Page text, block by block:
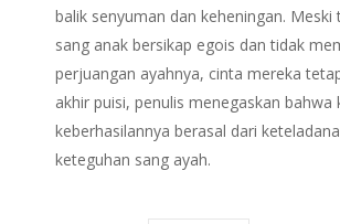
balik senyuman dan keheningan. Meski
sang anak bersikap egois dan tidak
perjuangan ayahnya, cinta mereka
akhir puisi, penulis menegaskan bahwa
keberhasilannya berasal dari
keteguhan sang ayah.